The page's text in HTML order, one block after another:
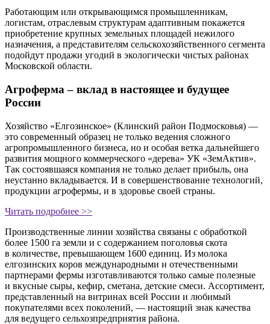
Работающим или открывающимся промышленникам,
логистам, отраслевым структурам адаптивным покажется
приобретение крупных земельных площадей нежилого
назначения, а представителям сельскохозяйственного сегмента
подойдут продажи угодий в экологически чистых районах
Московской области.
Агроферма – вклад в настоящее и будущее
России
Хозяйство «Елгозинское» (Клинский район Подмосковья) —
это современный образец не только ведения сложного
агропромышленного бизнеса, но и особая ветка дальнейшего
развития мощного коммерческого «дерева» УК «ЗемАктив».
Так состоявшаяся компания не только делает прибыль, она
неустанно вкладывается. И в совершенствование технологий,
продукции агрофермы, и в здоровье своей страны.
Читать подробнее >>
Производственные линии хозяйства связаны с обработкой
более 1500 га земли и с содержанием поголовья скота
в количестве, превышающем 1600 единиц. Из молока
елгозинских коров международными и отечественными
партнерами фермы изготавливаются только самые полезные
и вкусные сыры, кефир, сметана, детские смеси. Ассортимент,
представленный на витринах всей России и любимый
покупателями всех поколений, — настоящий знак качества
для ведущего сельхозпредприятия района.